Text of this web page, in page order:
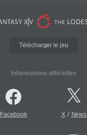
Télécharger le jeu
Informations officielles
Facebook X/ News